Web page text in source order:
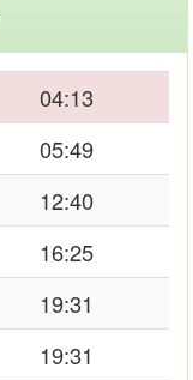
04:13
05:49
12:40
16:25
19:31
19:31